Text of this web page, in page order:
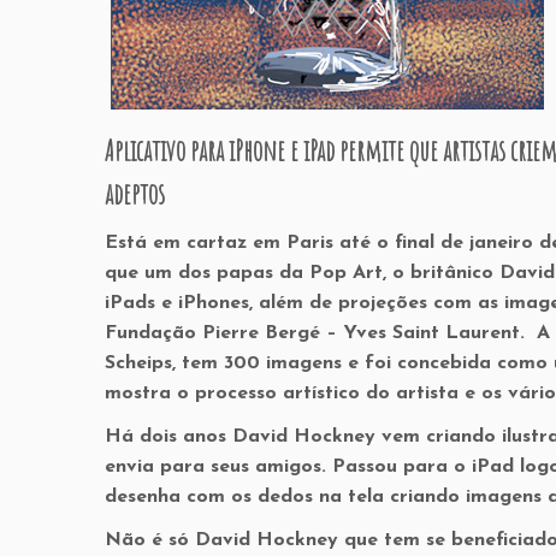
Aplicativo para iPhone e iPad permite que artistas
adeptos
Está em cartaz em Paris até o final de janeiro
que um dos papas da Pop Art, o britânico
iPads e iPhones, além de projeções com as
Fundação Pierre Bergé – Yves Saint Laurent.
Scheips, tem 300 imagens e foi concebida
mostra o processo artístico do artista e os
Há dois anos David Hockney vem criando
envia para seus amigos. Passou para o iPad
desenha com os dedos na tela criando imagens
Não é só David Hockney que tem se